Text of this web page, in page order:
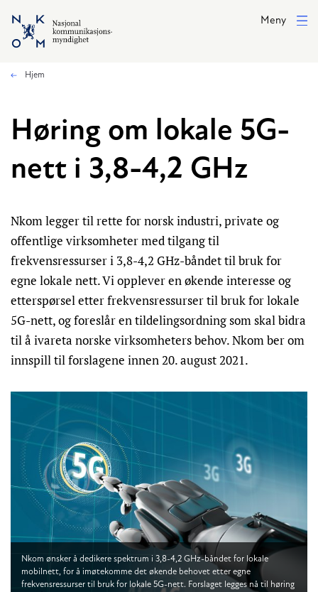
Hopp til hovedinnhold
Meny
Hjem
Høring om lokale 5G-
nett i 3,8-4,2 GHz
Nkom legger til rette for norsk industri, private og
offentlige virksomheter med tilgang til
frekvensressurser i 3,8-4,2 GHz-båndet til bruk for
egne lokale nett. Vi opplever en økende interesse og
etterspørsel etter frekvensressurser til bruk for lokale
5G-nett, og foreslår en tildelingsordning som skal bidra
til å ivareta norske virksomheters behov. Nkom ber om
innspill til forslagene innen 20. august 2021.
Nkom ønsker å dedikere spektrum i 3,8-4,2 GHz-båndet for lokale
mobilnett, for å imøtekomme det økende behovet etter egne
frekvensressurser til bruk for lokale 5G-nett. Forslaget legges nå til høring